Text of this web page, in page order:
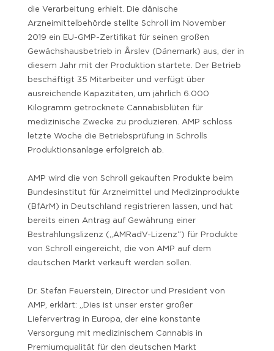
die Verarbeitung erhielt. Die dänische
Arzneimittelbehörde stellte Schroll im November
2019 ein EU-GMP-Zertifikat für seinen großen
Gewächshausbetrieb in Årslev (Dänemark) aus, der in
diesem Jahr mit der Produktion startete. Der Betrieb
beschäftigt 35 Mitarbeiter und verfügt über
ausreichende Kapazitäten, um jährlich 6.000
Kilogramm getrocknete Cannabisblüten für
medizinische Zwecke zu produzieren. AMP schloss
letzte Woche die Betriebsprüfung in Schrolls
Produktionsanlage erfolgreich ab.
AMP wird die von Schroll gekauften Produkte beim
Bundesinstitut für Arzneimittel und Medizinprodukte
(BfArM) in Deutschland registrieren lassen, und hat
bereits einen Antrag auf Gewährung einer
Bestrahlungslizenz („AMRadV-Lizenz“) für Produkte
von Schroll eingereicht, die von AMP auf dem
deutschen Markt verkauft werden sollen.
Dr. Stefan Feuerstein, Director und President von
AMP, erklärt: „Dies ist unser erster großer
Liefervertrag in Europa, der eine konstante
Versorgung mit medizinischem Cannabis in
Premiumqualität für den deutschen Markt